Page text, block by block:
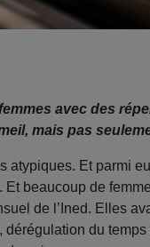
avec des
mais pas
atypiques. Et parmi
beaucoup de
de l’Ined. Elles
du temps